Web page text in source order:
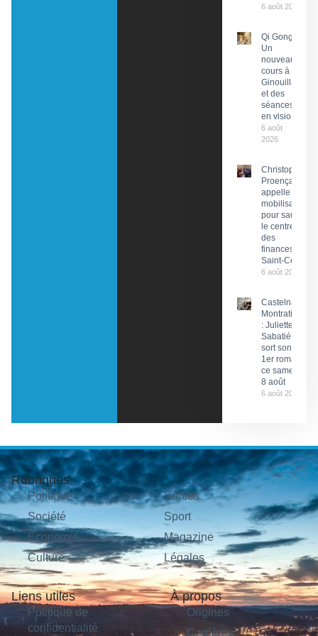
6 août 2026
Qi Gong :
Un
nouveau
cours à
Ginouillac
et des
séances
en visio
6 août
2026
Christophe
Proença
appelle à la
mobilisation
pour sauver
le centre
des
finances de
Saint-Céré
6 août 2026
Castelnau-
Montratier
: Juliette
Sabatié
sort son
1er roman
ce samedi
8 août
6 août 2026
Rubriques
Politique
Société
Économie
Culture
Sorties
Sport
Magazine
Légales
Liens utiles
Politique de
confidentialité
À propos
Origines
Carrières